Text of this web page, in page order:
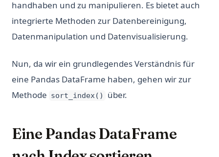
handhaben und zu manipulieren. Es bietet auch
integrierte Methoden zur Datenbereinigung,
Datenmanipulation und Datenvisualisierung.
Nun, da wir ein grundlegendes Verständnis für
eine Pandas DataFrame haben, gehen wir zur
Methode sort_index() über.
Eine Pandas DataFrame